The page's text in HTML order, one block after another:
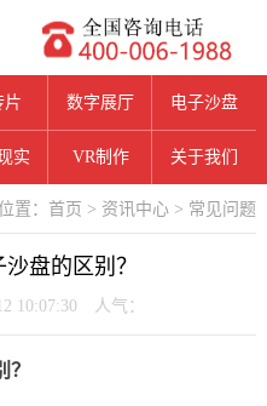
片 数字展厅 电子沙盘
实 VR制作 关于我们
置： 首页 > 资讯中心 > 常见问题
盘的区别？
10:07:30 人气：